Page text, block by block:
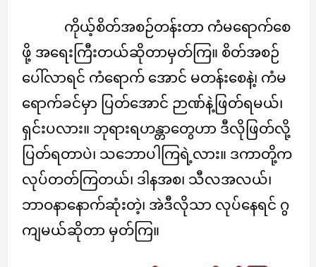
ကိုယ့်စိတ်အစဉ်တန်းတာ ကံမရောက်စေ
ဖို့ အရေးကြီးတယ်ဆိုတာမှတ်ကြ။ စိတ်အစဉ်
ပေါ်လာရင် ကံရောက် အောင် မတန်းစေနဲ့၊ ကံမ
ရောက်ခင်မှာ ပြတ်အောင် ဉာဏ်နဲ့ဖြတ်ရမယ်၊
ရှင်းပလား။ ဘုရားရဟန္တာတွေဟာ ဒီလိုဖြတ်လို့
ပြတ်ရတာပဲ၊ သဘောပါကြရဲ့လား။ ဒကာတို့က
လုပ်တတ်ကြတယ်၊ ဒါနအစ၊ သီလအလယ်၊
ဘာဝနာနောက်ဆုံးတဲ့၊ အဲဒီလိုသာ လုပ်နေရင် ဂွ
ကျမယ်ဆိုတာ မှတ်ကြ။